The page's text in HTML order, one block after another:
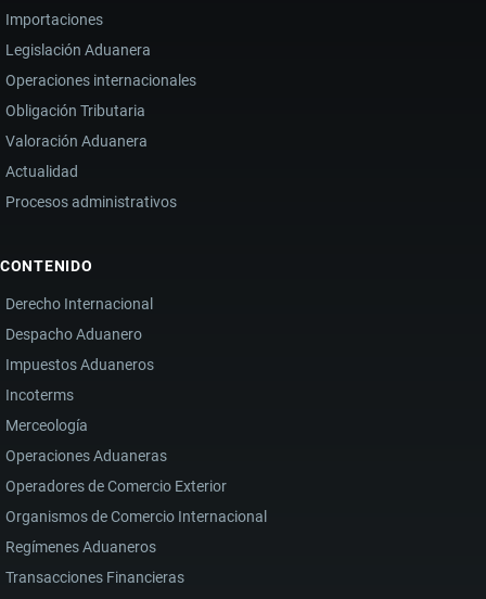
Importaciones
Legislación Aduanera
Operaciones internacionales
Obligación Tributaria
Valoración Aduanera
Actualidad
Procesos administrativos
CONTENIDO
Derecho Internacional
Despacho Aduanero
Impuestos Aduaneros
Incoterms
Merceología
Operaciones Aduaneras
Operadores de Comercio Exterior
Organismos de Comercio Internacional
Regímenes Aduaneros
Transacciones Financieras